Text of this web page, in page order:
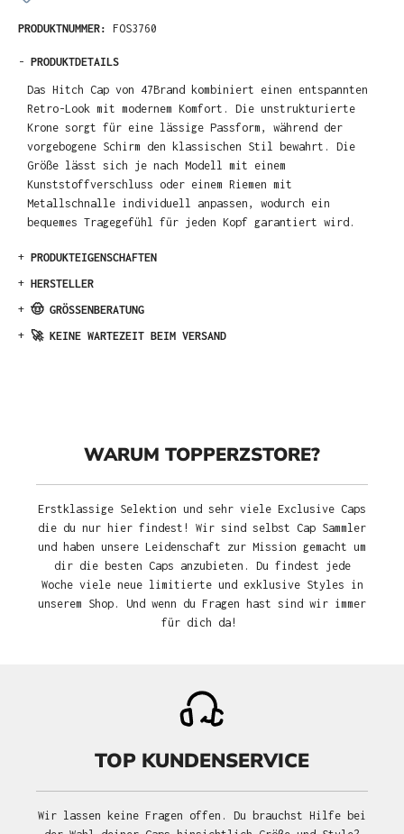
PRODUKTNUMMER: FOS3760
- PRODUKTDETAILS
Das Hitch Cap von 47Brand kombiniert einen entspannten
Retro-Look mit modernem Komfort. Die unstrukturierte
Krone sorgt für eine lässige Passform, während der
vorgebogene Schirm den klassischen Stil bewahrt. Die
Größe lässt sich je nach Modell mit einem
Kunststoffverschluss oder einem Riemen mit
Metallschnalle individuell anpassen, wodurch ein
bequemes Tragegefühl für jeden Kopf garantiert wird.
+ PRODUKTEIGENSCHAFTEN
+ HERSTELLER
+ 🤠 GRÖSSENBERATUNG
+ 🚀 KEINE WARTEZEIT BEIM VERSAND
WARUM TOPPERZSTORE?
Erstklassige Selektion und sehr viele Exclusive Caps
die du nur hier findest! Wir sind selbst Cap Sammler
und haben unsere Leidenschaft zur Mission gemacht um
dir die besten Caps anzubieten. Du findest jede
Woche viele neue limitierte und exklusive Styles in
unserem Shop. Und wenn du Fragen hast sind wir immer
für dich da!
TOP KUNDENSERVICE
Wir lassen keine Fragen offen. Du brauchst Hilfe bei